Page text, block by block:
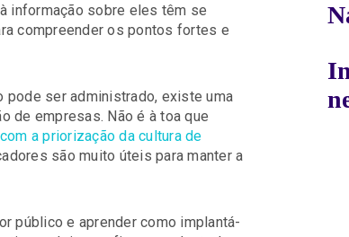
informação sobre eles têm se
compreender os pontos fortes e
pode ser administrado, existe uma
de empresas. Não é à toa que
a priorização da cultura de
são muito úteis para manter a
público e aprender como implantá-